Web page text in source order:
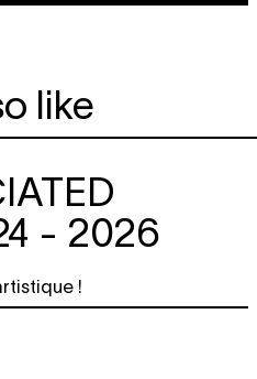
like
- 2026
!